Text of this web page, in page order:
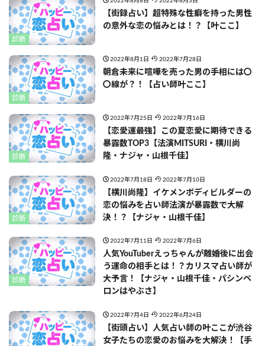
診断
【街録占い】超特殊な性癖を持った男性
の意外な恋の悩みとは！？【叶ここ】
診断
2022年8月1日 2022年7月28日
朝倉未来に喧嘩を売った男の手相には〇
〇線が？！【占い師叶ここ】
診断
2022年7月25日 2022年7月16日
【恋愛運最強】この夏恋愛に期待できる
暴露数TOP3【法演MITSURI・横川尚
隆・ナジャ・山根千佳】
診断
2022年7月18日 2022年7月10日
【横川尚隆】イケメンボディビルダーの
恋の悩みを占い師法演が暴露数で大解
決！？【ナジャ・山根千佳】
診断
2022年7月11日 2022年7月6日
人気YouTuberえっちゃんが離婚後に出会
う運命の相手とは！？カリスマ占い師が
大予言！【ナジャ・山根千佳・パシンペ
ロンはやぶさ】
2022年7月4日 2022年6月24日
【街頭占い】人気占い師の叶ここが渋谷
女子たちの恋愛のお悩みを大解決！【手